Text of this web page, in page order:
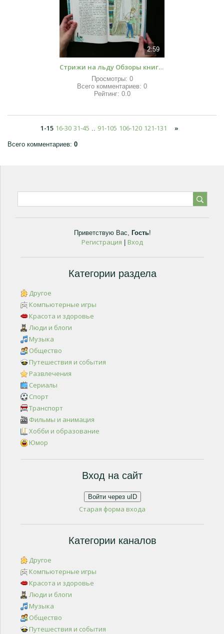
2:59
Стрижи на льду Обзоры книг для детей
Просмотры: 0
Всего комментариев: 0
Рейтинг: 0.0
1-15 16-30 31-45 .. 91-105 106-120 121-131 »
Всего комментариев: 0
Приветствую Вас, Гость!
Регистрация Вход
Категории раздела
Другое
Компьютерные игры
Красота и здоровье
Люди и блоги
Музыка
Общество
Путешествия и события
Развлечения
Сериалы
Спорт
Транспорт
Фильмы и анимация
Хобби и образование
Юмор
Вход на сайт
Войти через uID
Старая форма входа
Категории каналов
Другое
Компьютерные игры
Красота и здоровье
Люди и блоги
Музыка
Общество
Путешествия и события